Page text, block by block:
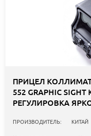
ПРИЦЕЛ
552 GRAPHIC
РЕГУЛИРОВКА
ПРОИЗВОДИТЕЛЬ: КИТАЙ